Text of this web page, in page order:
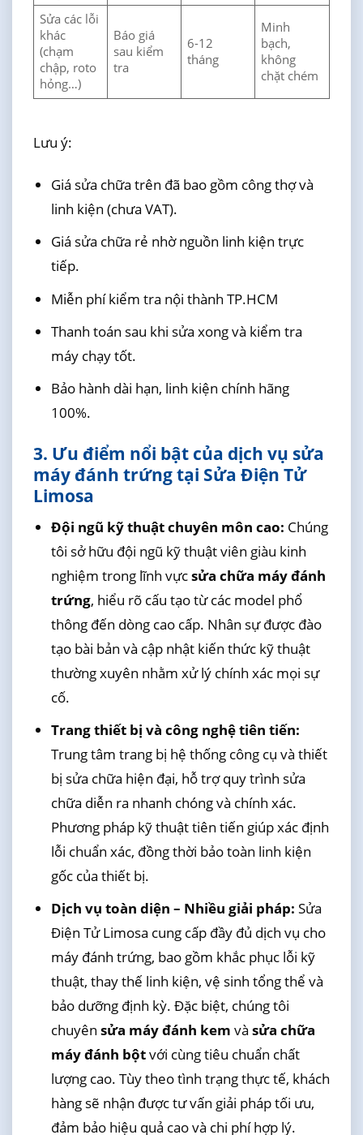
Sửa các lỗi
khác
(chạm
chập, roto
hỏng…)
Báo giá
sau kiểm
tra
6-12
tháng
Minh
bạch,
không
chặt chém
Lưu ý:
Giá sửa chữa trên đã bao gồm công thợ và
linh kiện (chưa VAT).
Giá sửa chữa rẻ nhờ nguồn linh kiện trực
tiếp.
Miễn phí kiểm tra nội thành TP.HCM
Thanh toán sau khi sửa xong và kiểm tra
máy chạy tốt.
Bảo hành dài hạn, linh kiện chính hãng
100%.
3. Ưu điểm nổi bật của dịch vụ sửa
máy đánh trứng tại Sửa Điện Tử
Limosa
Đội ngũ kỹ thuật chuyên môn cao: Chúng
tôi sở hữu đội ngũ kỹ thuật viên giàu kinh
nghiệm trong lĩnh vựcsửa chữa máy đánh
trứng, hiểu rõ cấu tạo từ các model phổ
thông đến dòng cao cấp. Nhân sự được đào
tạo bài bản và cập nhật kiến thức kỹ thuật
thường xuyên nhằm xử lý chính xác mọi sự
cố.
Trang thiết bị và công nghệ tiên tiến:
Trung tâm trang bị hệ thống công cụ và thiết
bị sửa chữa hiện đại, hỗ trợ quy trình sửa
chữa diễn ra nhanh chóng và chính xác.
Phương pháp kỹ thuật tiên tiến giúp xác định
lỗi chuẩn xác, đồng thời bảo toàn linh kiện
gốc của thiết bị.
Dịch vụ toàn diện – Nhiều giải pháp: Sửa
Điện Tử Limosa cung cấp đầy đủ dịch vụ cho
máy đánh trứng, bao gồm khắc phục lỗi kỹ
thuật, thay thế linh kiện, vệ sinh tổng thể và
bảo dưỡng định kỳ. Đặc biệt, chúng tôi
chuyên sửa máy đánh kem và sửa chữa
máy đánh bộtvới cùng tiêu chuẩn chất
lượng cao. Tùy theo tình trạng thực tế, khách
hàng sẽ nhận được tư vấn giải pháp tối ưu,
đảm bảo hiệu quả cao và chi phí hợp lý.